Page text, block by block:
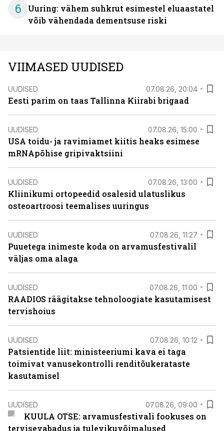
6
Uuring: vähem suhkrut esimestel eluaastatel
võib vähendada dementsuse riski
VIIMASED UUDISED
UUDISED 07.08.26, 20:04
Eesti parim on taas Tallinna Kiirabi brigaad
UUDISED 07.08.26, 15:00
USA toidu- ja ravimiamet kiitis heaks esimese
mRNApõhise gripivaktsiini
UUDISED 07.08.26, 13:00
Kliinikumi ortopeedid osalesid ulatuslikus
osteoartroosi teemalises uuringus
UUDISED 07.08.26, 11:27
Puuetega inimeste koda on arvamusfestivalil
väljas oma alaga
UUDISED 07.08.26, 11:00
RAADIOS räägitakse tehnoloogiate kasutamisest
tervishoius
UUDISED 07.08.26, 10:12
Patsientide liit: ministeeriumi kava ei taga
toimivat vanusekontrolli renditõukerataste
kasutamisel
UUDISED 07.08.26, 09:00
KUULA OTSE: arvamusfestivali fookuses on
tervisevabadus ja tulevikuvõimalused